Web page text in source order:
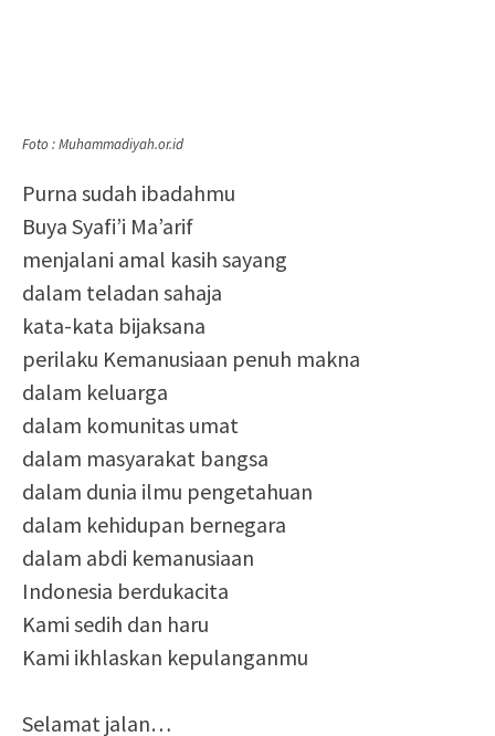
Foto : Muhammadiyah.or.id
Purna sudah ibadahmu
Buya Syafi’i Ma’arif
menjalani amal kasih sayang
dalam teladan sahaja
kata-kata bijaksana
perilaku Kemanusiaan penuh makna
dalam keluarga
dalam komunitas umat
dalam masyarakat bangsa
dalam dunia ilmu pengetahuan
dalam kehidupan bernegara
dalam abdi kemanusiaan
Indonesia berdukacita
Kami sedih dan haru
Kami ikhlaskan kepulanganmu
Selamat jalan…